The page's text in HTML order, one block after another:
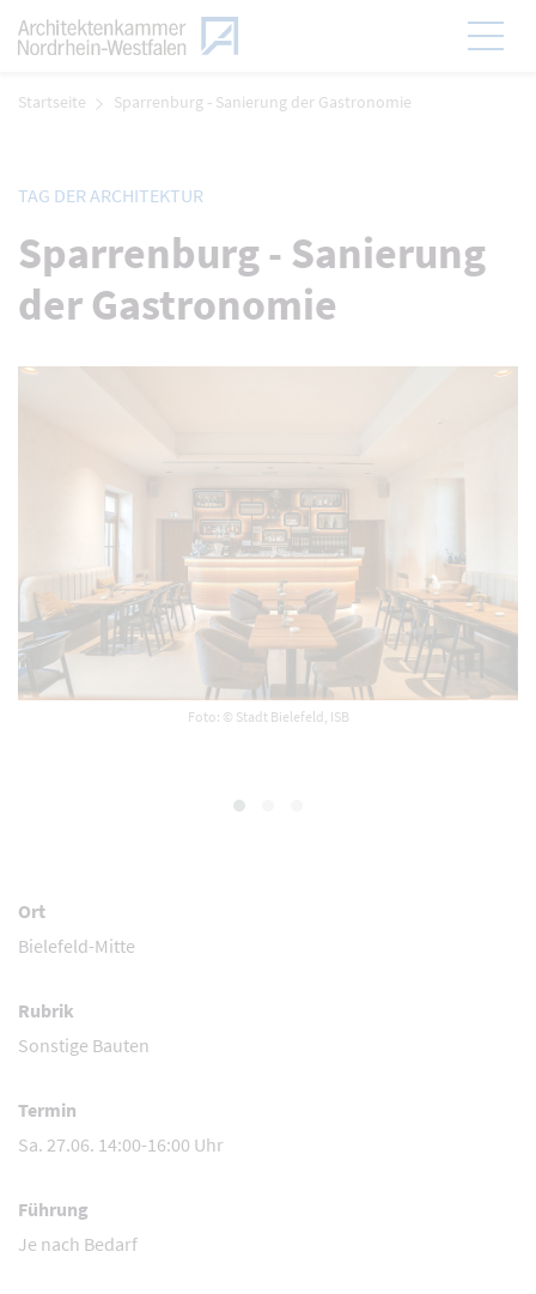
Zum Menü
Startseite Sparrenburg - Sanierung der Gastronomie
TAG DER ARCHITEKTUR
Sparrenburg - Sanierung
der Gastronomie
Foto: © Stadt Bielefeld, ISB
Ort
Bielefeld-Mitte
Rubrik
Sonstige Bauten
Termin
Sa. 27.06. 14:00-16:00 Uhr
Führung
Je nach Bedarf